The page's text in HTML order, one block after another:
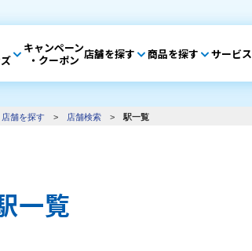
キャンペーン
・クーポン 店舗を探す 商品を探す サービス
店舗を探す > 店舗検索 > 駅一覧
一覧